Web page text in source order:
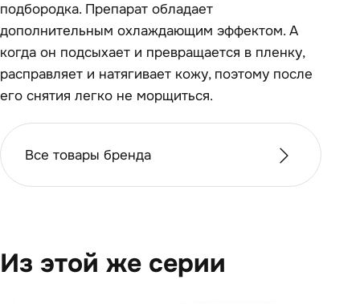
подбородка. Препарат обладает
дополнительным охлаждающим эффектом. А
когда он подсыхает и превращается в пленку,
расправляет и натягивает кожу, поэтому после
его снятия легко не морщиться.
Все товары бренда
Из этой же серии